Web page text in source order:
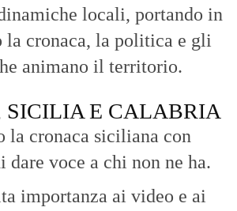
locali, portando in
la cronaca, la politica e gli
animano il territorio.
SICILIA E CALABRIA
la cronaca siciliana con
voce a chi non ne ha.
importanza ai video e ai